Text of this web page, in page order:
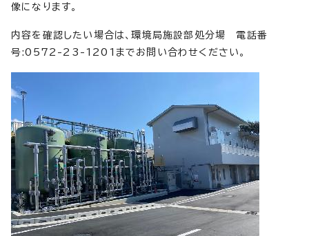
像になります。
内容を確認したい場合は、環境局施設部処分場 電話番
号:0572-23-1201までお問い合わせください。